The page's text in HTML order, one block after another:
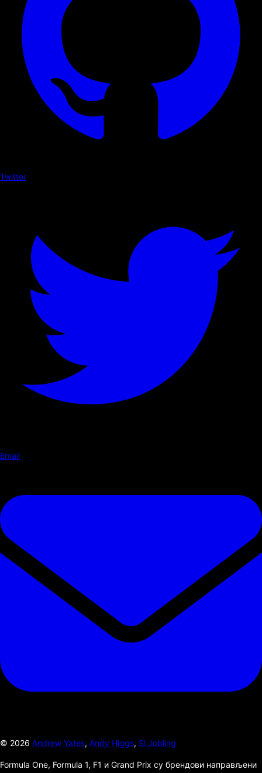
Twitter
Email
© 2026 Andrew Yates, Andy Higgs, Si Jobling
Formula One, Formula 1, F1 и Grand Prix су брендови направљени